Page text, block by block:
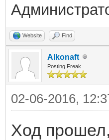
Website Find
Alkonaft
Posting Freak
02-06-2016,
Ход